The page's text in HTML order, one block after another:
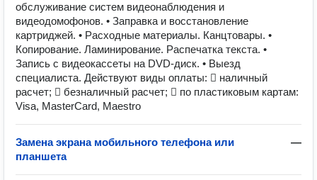
обслуживание систем видеонаблюдения и
видеодомофонов. • Заправка и восстановление
картриджей. • Расходные материалы. Канцтовары. •
Копирование. Ламинирование. Распечатка текста. •
Запись с видеокассеты на DVD-диск. • Выезд
специалиста. Действуют виды оплаты:  наличный
расчет;  безналичный расчет;  по пластиковым картам:
Visa, MasterCard, Maestro
Замена экрана мобильного телефона или
планшета
—